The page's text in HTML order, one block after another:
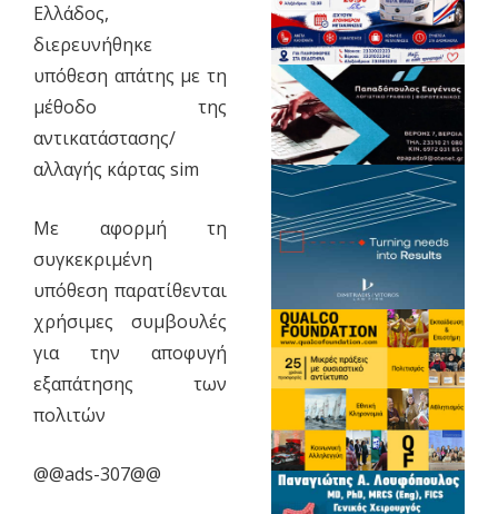
Ελλάδος,
διερευνήθηκε
υπόθεση απάτης με τη
μέθοδο της
αντικατάστασης/
αλλαγής κάρτας sim
Με αφορμή τη
συγκεκριμένη
υπόθεση παρατίθενται
χρήσιμες συμβουλές
για την αποφυγή
εξαπάτησης των
πολιτών
@@ads-307@@